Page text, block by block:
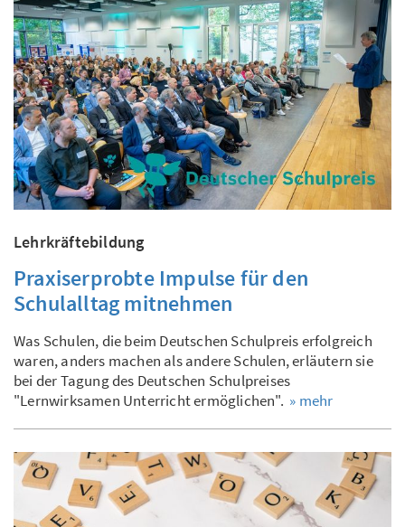
Lehrkräftebildung
Praxiserprobte Impulse für den
Schulalltag mitnehmen
Was Schulen, die beim Deutschen Schulpreis erfolgreich
waren, anders machen als andere Schulen, erläutern sie
bei der Tagung des Deutschen Schulpreises
"Lernwirksamen Unterricht ermöglichen". » mehr